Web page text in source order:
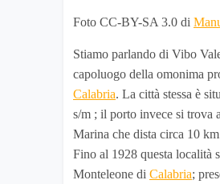
Foto CC-BY-SA 3.0 di
Stiamo parlando di Vibo
capoluogo della omonima
Calabria. La città stessa è
s/m ; il porto invece si trova
Marina che dista circa 10
Fino al 1928 questa località
Monteleone di Calabria;